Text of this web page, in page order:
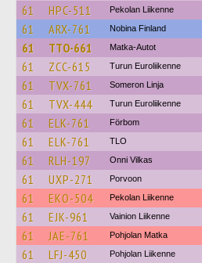
61 HPC-511 Pekolan Liikenne
61 ARX-761 Nobina Finland
61 TTO-661 Matka-Autot
61 ZCC-615 Turun Euroliikenne
61 TVX-761 Someron Linja
61 TVX-444 Turun Euroliikenne
61 ELK-761 Förbom
61 ELK-761 TLO
61 RLH-197 Onni Vilkas
61 UXP-271 Porvoon
61 EKO-504 Pekolan Liikenne
61 EJK-961 Vainion Liikenne
61 JAE-761 Pohjolan Matka
61 LFJ-450 Pohjolan Liikenne